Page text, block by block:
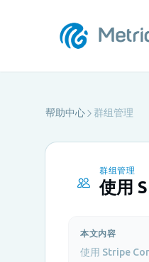
帮助中心 群组管理
群组管理
使用
本文内容
使用 Stripe